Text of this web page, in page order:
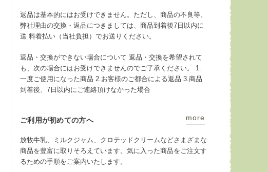
返品は基本的にはお受けできません。ただし、商品の不良等、
弊社理由の交換・返品につきましては、商品到着後7日以内に
送 料着払い（当社負担）でお送りください。
返品・交換ができない場合について 返品・交換を希望されて
も、次の場合にはお受けできませんのでご了承ください。 1.
一度ご使用になった商品 2.お客様のご都合による返品 3.商品
到着後、7日以内にご連絡頂けなかった場合
ご利用が初めての方へ more
放牧牛乳、ミルクジャム、クロテッドクリームなどさまざまな
商品を豊富に取りそろえています。気に入った商品をご注文す
るための手順をご案内いたします。